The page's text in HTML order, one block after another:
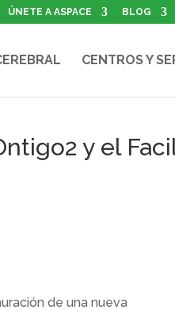
ÚNETE A ASPACE BLOG
CENTROS Y
y el
de una nueva